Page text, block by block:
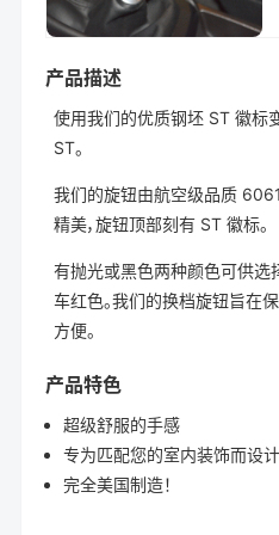
产品描述
使用我们的优质钢坯 ST 徽标
ST。
我们的旋钮由航空级品质
精美，旋钮顶部刻有 ST 徽标。
有抛光或黑色两种颜色可供选
车红色。我们的换档旋钮旨在
方便。
产品特色
超级舒服的手感
专为匹配您的室内装饰而设计
完全美国制造！